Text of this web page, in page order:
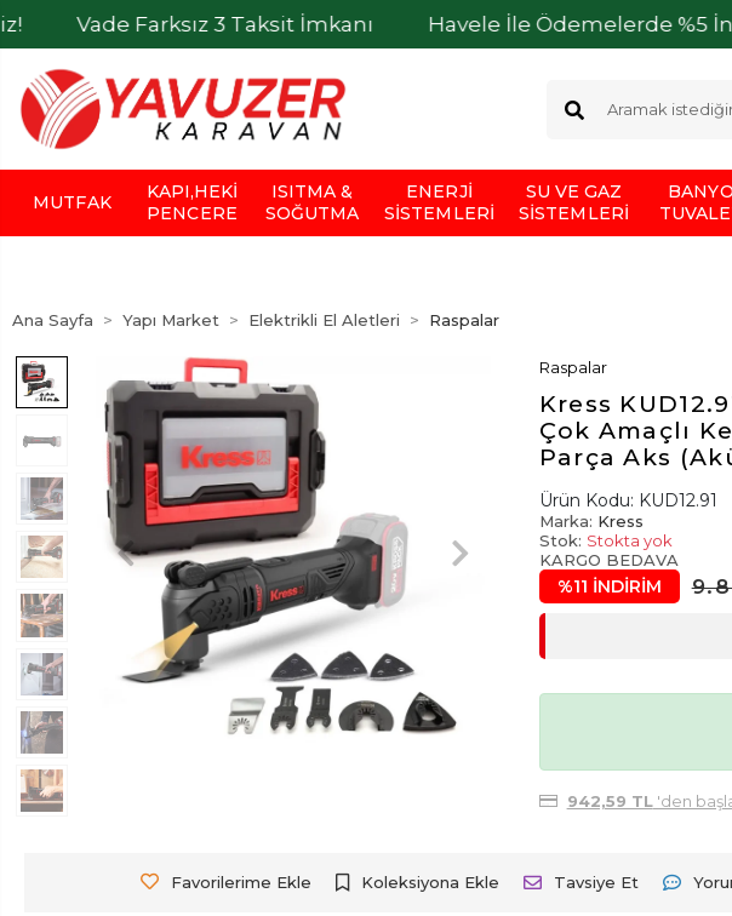
Farksız 3 Taksit İmkanı Havele İle Ödemelerde %5 İndirim
MUTFAK
KAPI,HEKI
PENCERE
ISITMA &
SOĞUTMA
ENERJI
SISTEMLERI
SU VE GAZ
SISTEMLERI
BANYO
Ana Sayfa Yapı Market Elektrikli El Aletleri Raspalar
Raspalar
Kress
Çok Amaçlı
Parça Aks
Ürün Kodu: KUD12.91
Marka: Kress
Stok: Stokta yok
KARGO BEDAVA
%11 İNDİRİM
942,59 TL'den
Favorilerime Ekle Koleksiyona Ekle Tavsiye Et